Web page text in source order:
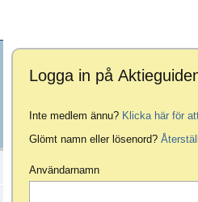
Logga in på
Inte medlem ännu? Klicka här för
Glömt namn eller lösenord?
Användarnamn